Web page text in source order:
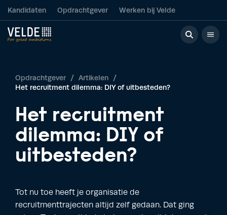
Kandidaten Opdrachtgever Werken bij Velde
Opdrachtgever / Artikelen
/
Het recruitment dilemma: DIY of uitbesteden?
Het recruitment
dilemma: DIY of
uitbesteden?
Tot nu toe heeft je organisatie de
recruitmenttrajecten altijd zelf gedaan. Dat ging